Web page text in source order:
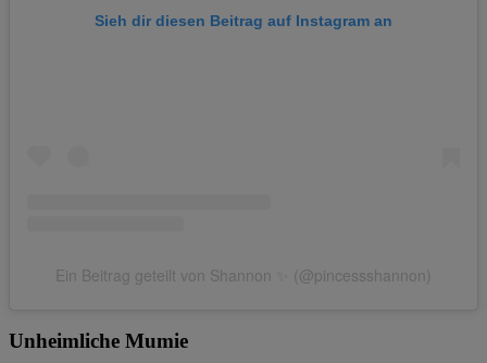
Sieh dir diesen Beitrag auf Instagram an
Ein Beitrag geteilt von Shannon ✨ (@pincessshannon)
Unheimliche Mumie